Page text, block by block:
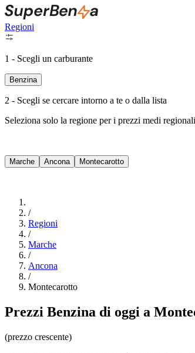
Regioni
1 - Scegli un carburante
Benzina
2 - Scegli se cercare intorno a te o dalla lista
Seleziona solo la regione per i prezzi medi
Marche Ancona Montecarotto
/
Regioni
/
Marche
/
Ancona
/
Montecarotto
Prezzi Benzina di oggi a
(prezzo crescente)